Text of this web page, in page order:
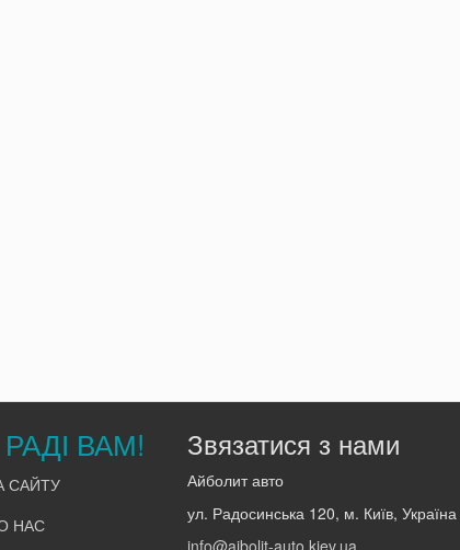
ВАМ!
САЙТУ
НАС
Звязатися з нами
Айболит авто
ул. Радосинська 120, м. Київ, Україна
info@aibolit-auto.kiev.ua